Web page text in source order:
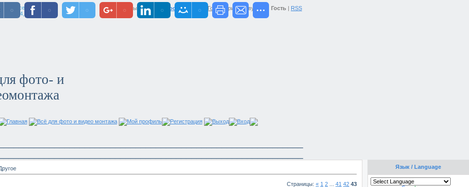
Воскресенье
14:47
фото- и
Вы вошли как Гость| Группа Гости"Приветствую Вас Гость | RSS
Главная Всё для фото и видео монтажа Мой профиль Регистрация Выход Вход
Страницы: « 1 2 41 42 43
Язык / Language